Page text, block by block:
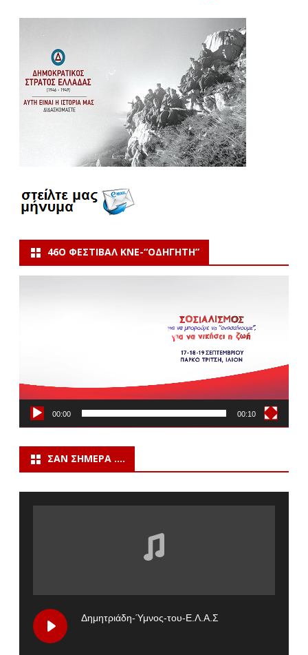
46Ο ΦΕΣΤΙΒΆΛ ΚΝΕ-“ΟΔΗΓΗΤΗ”
Πρόγραμμα
00:00 00:10
ΣΑΝ ΣΉΜΕΡΑ ….
Δημητριάδη-Ύμνος-του-Ε.Λ.Α.Σ